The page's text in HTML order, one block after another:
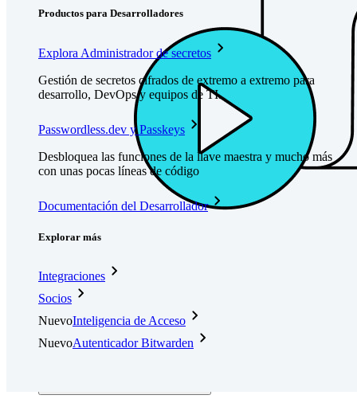
Productos para Desarrolladores
Explora Administrador de secretos
Gestión de secretos cifrados de extremo a extremo para
desarrollo, DevOps y equipos de TI.
Passwordless.dev y Passkeys
Desbloquea las funciones de la llave maestra y mucho más
con unas pocas líneas de código
Documentación del Desarrollador
Explorar más
Integraciones
Socios
NuevoInteligencia de Acceso
NuevoAutenticador Bitwarden